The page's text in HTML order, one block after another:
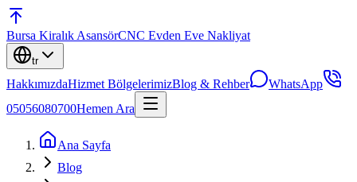
Bursa Kiralık AsansörCNC Evden Eve Nakliyat
tr
HakkımızdaHizmet BölgelerimizBlog & Rehber
WhatsApp
05056080700Hemen Ara
Ana Sayfa
Blog